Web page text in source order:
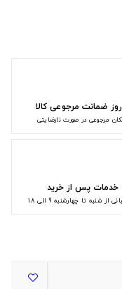
مرجوعی در صورت نارضایتی
خدمات پس از خرید
از شنبه تا چهارشنبه 9 الی 18